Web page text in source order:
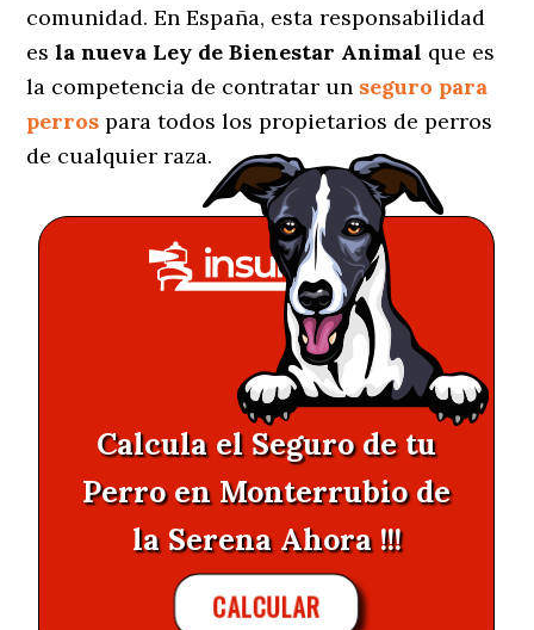
comunidad. En España, esta responsabilidad
esla nueva Ley de Bienestar Animal que es
la competencia de contratar un seguro para
perros para todos los propietarios de perros
de cualquier raza.
Calcula el Seguro de tu
Perro en Monterrubio de
la Serena Ahora !!!
CALCULAR